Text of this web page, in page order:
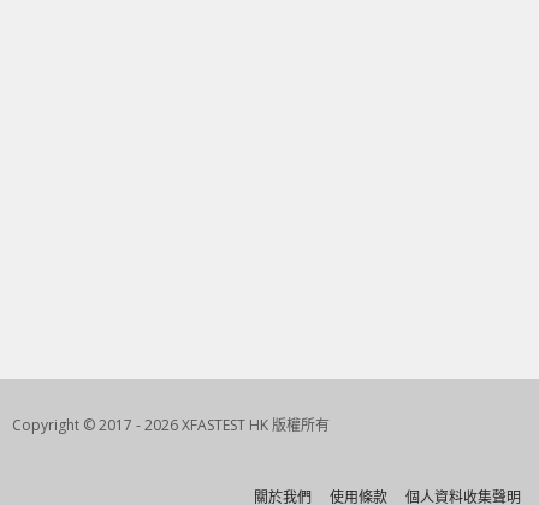
Copyright © 2017 - 2026 XFASTEST HK 版權所有
關於我們 使用條款 個人資料收集聲明